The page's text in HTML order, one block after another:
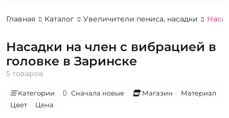
Главная Каталог Увеличители пениса, насадки
Насадки на член с вибрацией в
головке в Заринске
5 товаров
Категории Сначала новые Магазин
Материал
Цвет
Цена